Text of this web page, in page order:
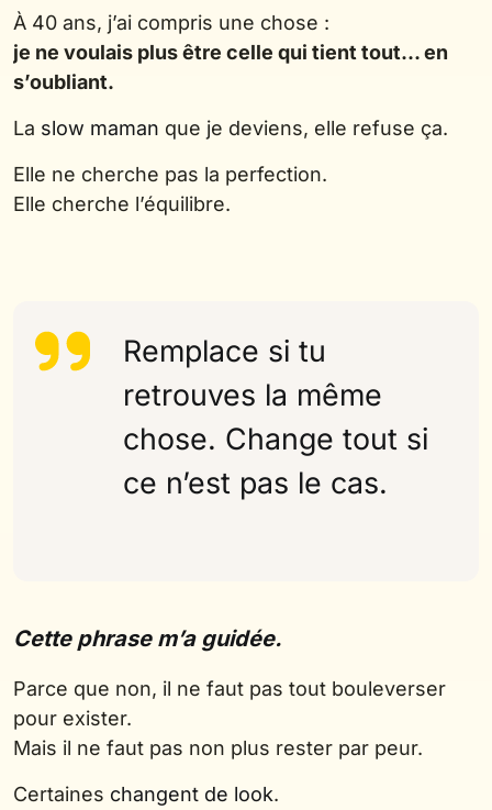
À 40 ans, j’ai compris une chose :
je ne voulais plus être celle qui tient tout… en
s’oubliant.
La slow maman que je deviens, elle refuse ça.
Elle ne cherche pas la perfection.
Elle cherche l’équilibre.
Remplace si tu
retrouves la même
chose. Change tout si
ce n’est pas le cas.
Cette phrase m’a guidée.
Parce que non, il ne faut pas tout bouleverser
pour exister.
Mais il ne faut pas non plus rester par peur.
Certaines changent de look.